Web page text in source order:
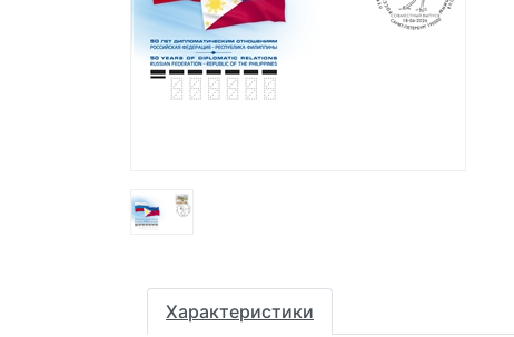
Характеристики